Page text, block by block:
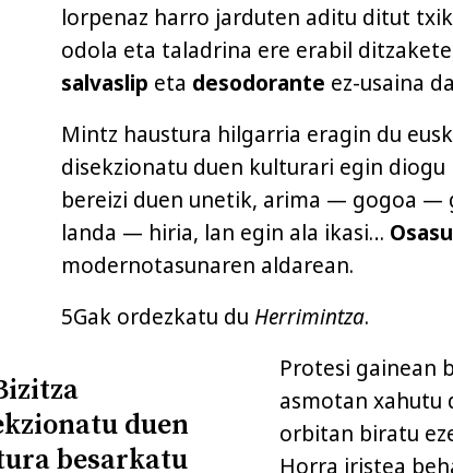
lorpenaz harro jarduten aditu ditut
odola eta taladrina ere erabil
salvaslip eta desodorante ez-usaina
Mintz haustura hilgarria eragin du
disekzionatu duen kulturari egin
bereizi duen unetik, arima — gogoa —
landa — hiria, lan egin ala ikasi…
modernotasunaren aldarean.
5Gak ordezkatu du Herrimintza.
duen
besarkatu
Protesi gainean
asmotan xahutu
orbitan biratu
Horra iristea